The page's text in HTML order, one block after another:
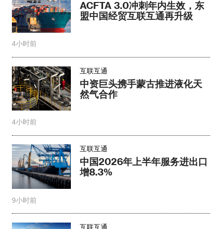
ACFTA 3.0冲刺年内生效，东
盟中国经贸互联互通再升级
4小时前
互联互通
中资巨头携手蒙古推进液化天
然气合作
4小时前
互联互通
中国2026年上半年服务进出口
增8.3%
9小时前
互联互通